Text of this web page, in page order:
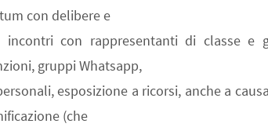
con delibere e
incontri con rappresentanti di classe e
gruppi Whatsapp,
esposizione a ricorsi, anche a
(che